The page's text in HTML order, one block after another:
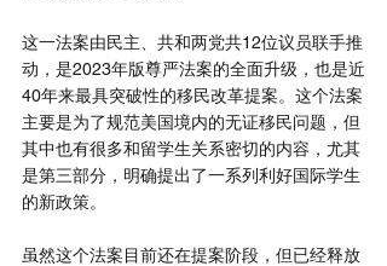
这一法案由民主、共和两党共12位议员联手推
动，是2023年版尊严法案的全面升级，也是近
40年来最具突破性的移民改革提案。这个法案
主要是为了规范美国境内的无证移民问题，但
其中也有很多和留学生关系密切的内容，尤其
是第三部分，明确提出了一系列利好国际学生
的新政策。
虽然这个法案目前还在提案阶段，但已经释放